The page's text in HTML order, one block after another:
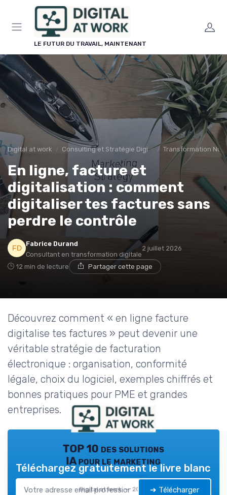
LE FUTUR DU TRAVAIL, MAINTENANT
Digital at work Consulting et Stratégie Digitale Transformation
En ligne, facture et
digitalisation : comment
digitaliser tes factures sans
perdre le contrôle
Fabrice Durand
Consultant en transformation digitale
2 juillet 2026
12 min de lecture Partager cette page
Découvrez comment « en ligne facture
digitalise tes factures » peut devenir une
véritable stratégie de facturation
électronique : organisation, conformité
légale, choix du logiciel, exemples chiffrés et
bonnes pratiques pour PME et grandes
entreprises.
TOP 10 des solutions
IA pour le marketing
Digital at work — 2026
Téléchargez gratuitement le livre blanc
➔ Télécharger
Panneau de gestion des cookies